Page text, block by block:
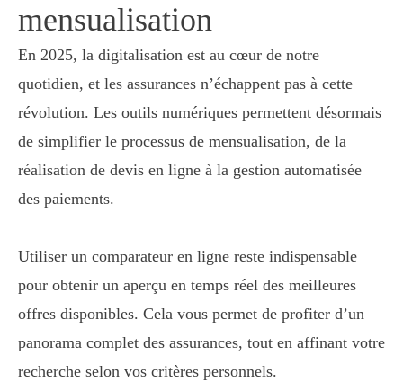
mensualisation
En 2025, la digitalisation est au cœur de notre
quotidien, et les assurances n’échappent pas à cette
révolution. Les outils numériques permettent désormais
de simplifier le processus de mensualisation, de la
réalisation de devis en ligne à la gestion automatisée
des paiements.
Utiliser un comparateur en ligne reste indispensable
pour obtenir un aperçu en temps réel des meilleures
offres disponibles. Cela vous permet de profiter d’un
panorama complet des assurances, tout en affinant votre
recherche selon vos critères personnels.